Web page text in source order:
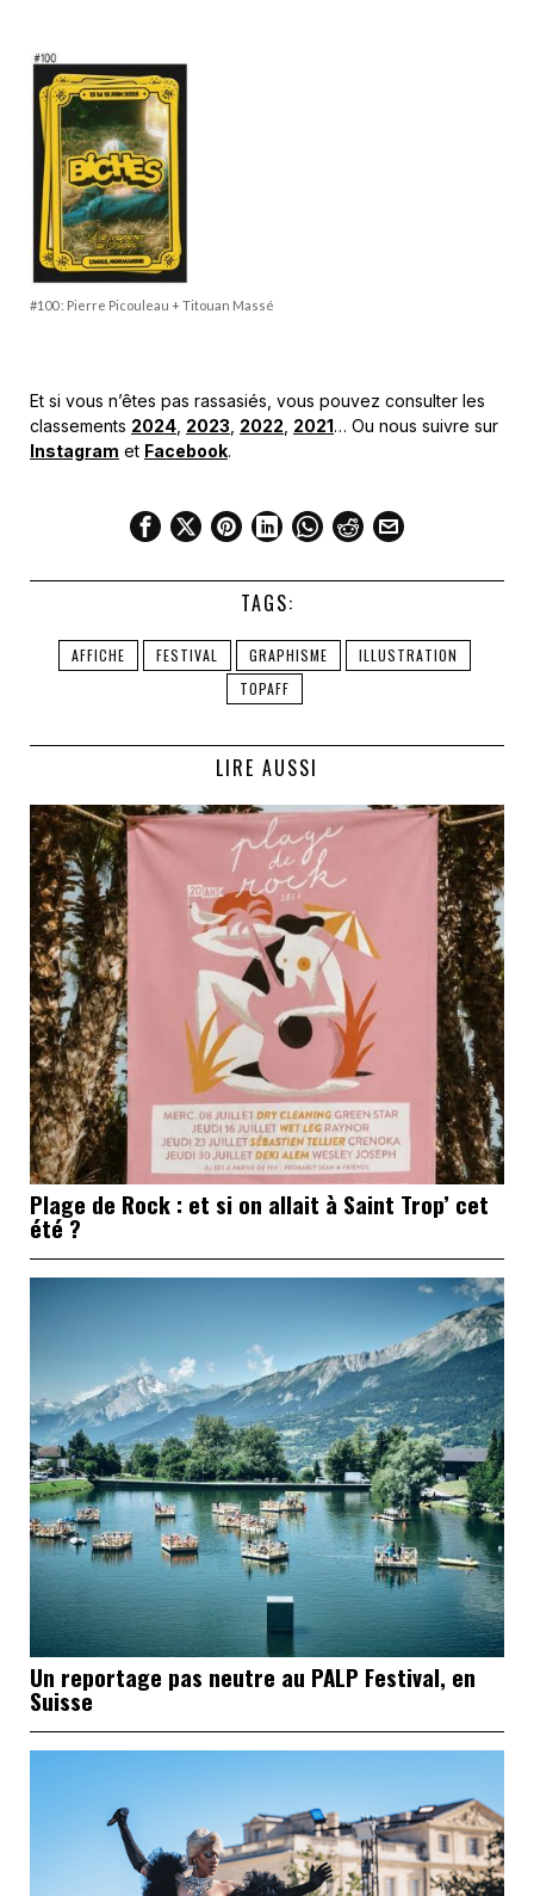
#100 : Pierre Picouleau + Titouan Massé
Et si vous n’êtes pas rassasiés, vous pouvez consulter les
classements 2024 2023 2022 2021… Ou nous suivre sur
Instagram et Facebook.
TAGS:
AFFICHE FESTIVAL GRAPHISME
ILLUSTRATION
TOPAFF
LIRE AUSSI
Plage de Rock : et si on allait à Saint Trop’ cet
été ?
Un reportage pas neutre au PALP Festival, en
Suisse